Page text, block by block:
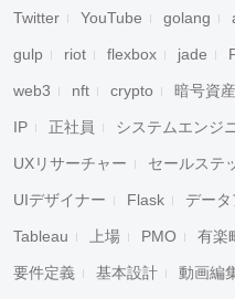
Twitter YouTube golang
gulp riot flexbox jade
web3 nft crypto 暗号資産
IP 正社員 システムエンジ
UXリサーチャー セールステ
UIデザイナー Flask データ
Tableau 上場 PMO 有楽
要件定義 基本設計 動画編